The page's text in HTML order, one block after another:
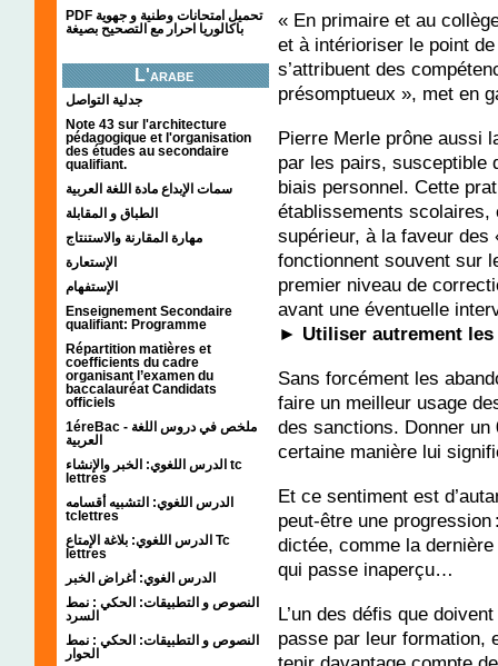
PDF تحميل امتحانات وطنية و جهوية
باكالوريا احرار مع التصحيح بصيغة
L'arabe
جدلية التواصل
Note 43 sur l'architecture
pédagogique et l'organisation
des études au secondaire
qualifiant.
سمات الإبداع مادة اللغة العربية
الطباق و المقابلة
مهارة المقارنة والاستنتاج
الإستعارة
الإستفهام
Enseignement Secondaire
qualifiant: Programme
Répartition matières et
coefficients du cadre
organisant l’examen du
baccalauréat Candidats
officiels
1éreBac - ملخص في دروس اللغة
العربية
الدرس اللغوي: الخبر والإنشاء tc
lettres
الدرس اللغوي: التشبيه أقسامه
tclettres
الدرس اللغوي: بلاغة الإمتاع Tc
lettres
الدرس الغوي: أغراض الخبر
النصوص و التطبيقات: الحكي : نمط
السرد
النصوص و التطبيقات: الحكي : نمط
الحوار
« En primaire et au
et à intérioriser le point
s’attribuent des
présomptueux », met en
Pierre Merle prône aussi
par les pairs, susceptible
biais personnel. Cette
établissements scolaires,
supérieur, à la faveur
fonctionnent souvent sur
premier niveau de
avant une éventuelle
► Utiliser autrement les
Sans forcément les
faire un meilleur usage
des sanctions. Donner un
certaine manière lui
Et ce sentiment est
peut-être une progression
dictée, comme la
qui passe inaperçu…
L’un des défis que
passe par leur formation,